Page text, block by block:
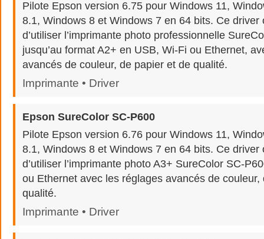
Pilote Epson version 6.75 pour Windows 11,
8.1, Windows 8 et Windows 7 en 64 bits. Ce driver
d’utiliser l’imprimante photo professionnelle
jusqu’au format A2+ en USB, Wi-Fi ou Ethernet,
avancés de couleur, de papier et de qualité.
Imprimante • Driver
Epson SureColor SC-P600
Pilote Epson version 6.76 pour Windows 11,
8.1, Windows 8 et Windows 7 en 64 bits. Ce driver
d’utiliser l’imprimante photo A3+ SureColor SC-
ou Ethernet avec les réglages avancés de couleur,
qualité.
Imprimante • Driver